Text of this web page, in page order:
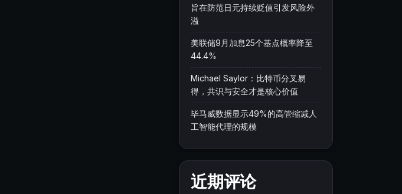
旨在防范日元持续贬值引发风险外
溢
美联储9月加息25个基点概率降至
44.4%
Michael Saylor：比特币分叉易
得，共识与安全才是核心价值
毕马威数据显示49%的高管缩减人
工智能代理的规模
近期评论